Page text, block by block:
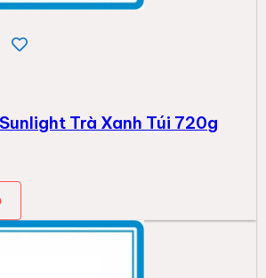
Trà Xanh Túi 720g